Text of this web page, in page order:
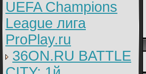
UEFA Champions
League лига
ProPlay.ru
36ON.RU BATTLE